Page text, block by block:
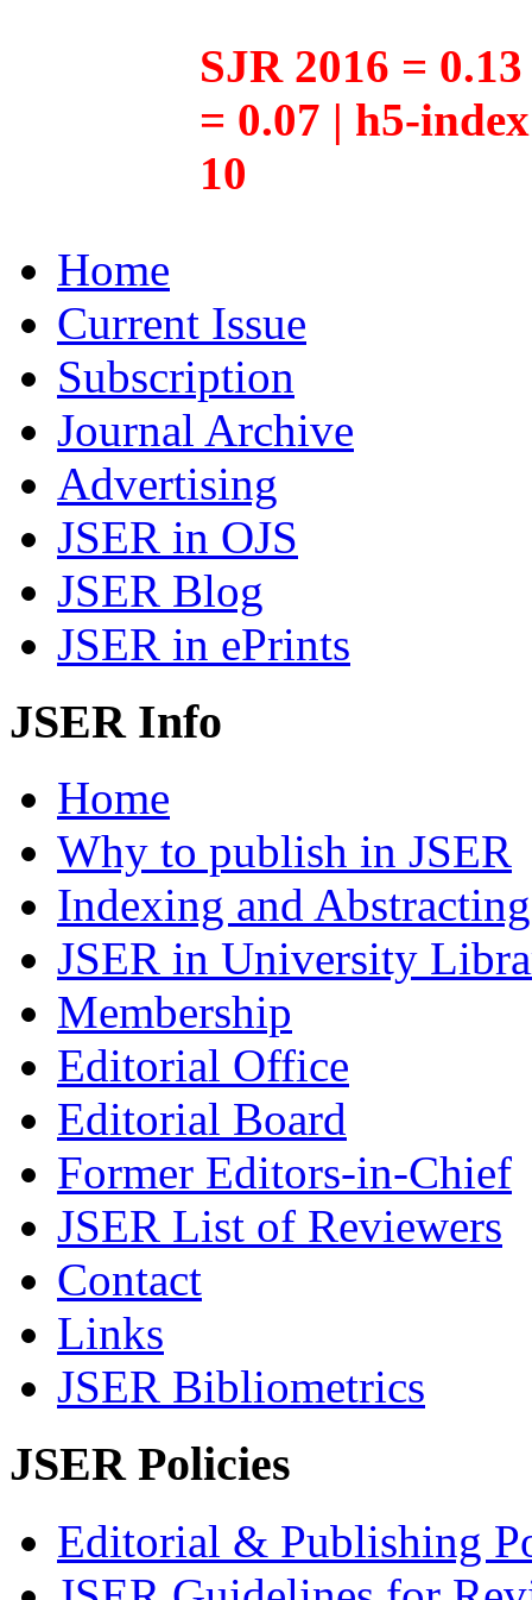
SJR 2016 =
= 0.07 | h5-
10
Home
Current Issue
Subscription
Journal Archive
Advertising
JSER in OJS
JSER Blog
JSER in ePrints
JSER Info
Home
Why to publish in JSER
Indexing and Abstracting
JSER in University
Membership
Editorial Office
Editorial Board
Former Editors-in-Chief
JSER List of Reviewers
Contact
Links
JSER Bibliometrics
JSER Policies
Editorial & Publishing